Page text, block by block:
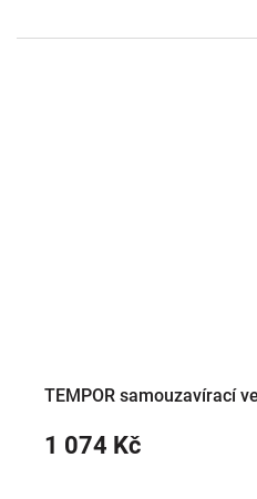
TEMPOR samouzavírací
1 074 Kč